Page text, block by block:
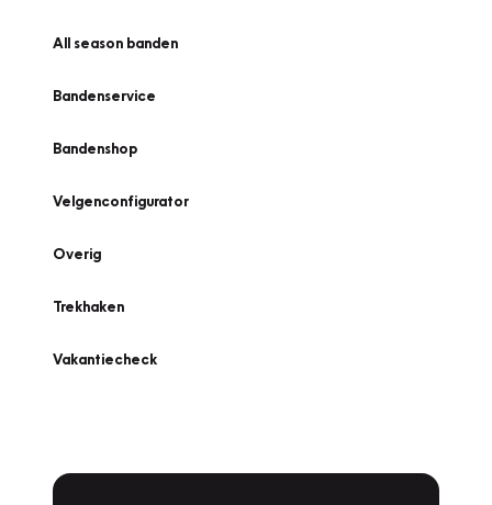
All season banden
Bandenservice
Bandenshop
Velgenconfigurator
Overig
Trekhaken
Vakantiecheck